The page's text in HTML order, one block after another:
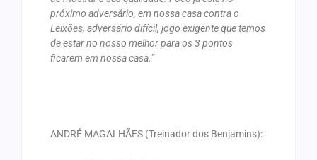
próximo adversário, em nossa casa contra o
Leixões, adversário difícil, jogo exigente que temos
de estar no nosso melhor para os 3 pontos
ficarem em nossa casa.”
ANDRÉ MAGALHÃES (Treinador dos Benjamins):